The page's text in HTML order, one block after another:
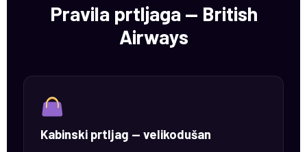
Pravila prtljaga — British
Airways
Kabinski prtljag — velikodušan